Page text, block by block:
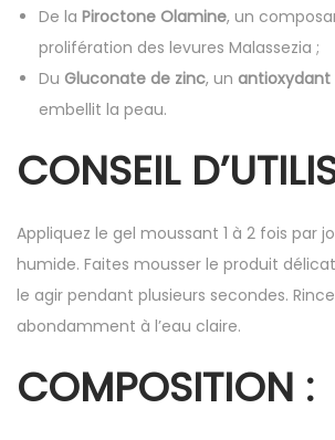
De la Piroctone Olamine, un
prolifération des levures Malassezia ;
Du Gluconate de zinc, un antioxydant
embellit la peau.
CONSEIL
Appliquez le gel moussant 1 à 2 fois par
humide. Faites mousser le produit
le agir pendant plusieurs secondes.
abondamment à l’eau claire.
COMPOSITION :